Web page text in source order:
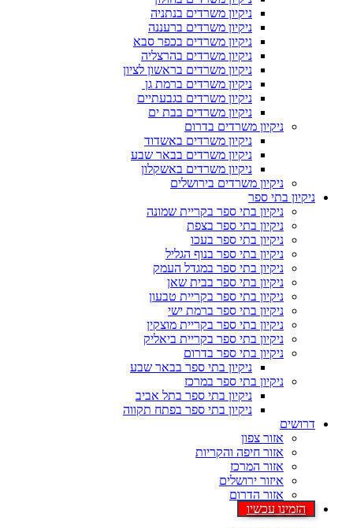
ניקיון משרדים בנתניה
ניקיון משרדים ברעננה
ניקיון משרדים בכפר סבא
ניקיון משרדים בהרצליה
ניקיון משרדים בראשון לציון
ניקיון משרדים ברמת גן
ניקיון משרדים בגבעתיים
ניקיון משרדים בבת ים
ניקיון משרדים בדרום
ניקיון משרדים באשדוד
ניקיון משרדים בבאר שבע
ניקיון משרדים באשקלון
ניקיון משרדים בירושלים
ניקיון בתי ספר
ניקיון בתי ספר בקריית שמונה
ניקיון בתי ספר בצפת
ניקיון בתי ספר בעכו
ניקיון בתי ספר בנוף הגליל
ניקיון בתי ספר במגדל העמק
ניקיון בתי ספר בבית שאן
ניקיון בתי ספר בקריית טבעון
ניקיון בתי ספר ברמת ישי
ניקיון בתי ספר בקריית מוצקין
ניקיון בתי ספר בקריית ביאליק
ניקיון בתי ספר בדרום
ניקיון בתי ספר בבאר שבע
ניקיון בתי ספר במרכז
ניקיון בתי ספר בתל אביב
ניקיון בתי ספר בפתח תקווה
דרושים
אזור צפון
אזור חיפה והקריות
אזור המרכז
איזור ירושלים
אזור הדרום
הזמינו עכשיו